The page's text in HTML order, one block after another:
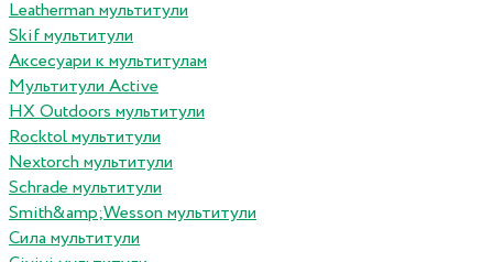
Leatherman мультитули
Skif мультитули
Аксесуари к мультитулам
Мультитули Active
HX Outdoors мультитули
Rocktol мультитули
Nextorch мультитули
Schrade мультитули
Smith&amp;Wesson мультитули
Сила мультитули